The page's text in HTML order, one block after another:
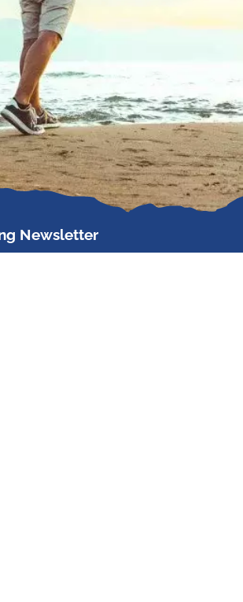
Newsletter